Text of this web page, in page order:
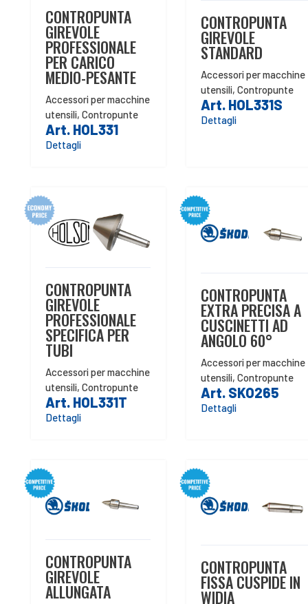
CONTROPUNTA
GIREVOLE
PROFESSIONALE
PER CARICO
MEDIO-PESANTE
Accessori per macchine
utensili, Contropunte
Art. HOL331
Dettagli
CONTROPUNTA
GIREVOLE
STANDARD
Accessori per macchine
utensili, Contropunte
Art. HOL331S
Dettagli
CONTROPUNTA
GIREVOLE
PROFESSIONALE
SPECIFICA PER
TUBI
Accessori per macchine
utensili, Contropunte
Art. HOL331T
Dettagli
CONTROPUNTA
EXTRA PRECISA A
CUSCINETTI AD
ANGOLO 60°
Accessori per macchine
utensili, Contropunte
Art. SKO265
Dettagli
CONTROPUNTA
GIREVOLE
ALLUNGATA
CONTROPUNTA
FISSA CUSPIDE IN
WIDIA